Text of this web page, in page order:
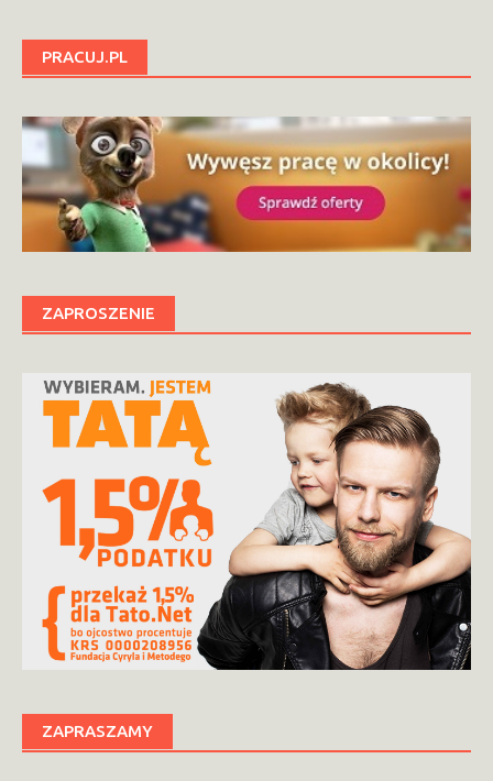
PRACUJ.PL
ZAPROSZENIE
ZAPRASZAMY